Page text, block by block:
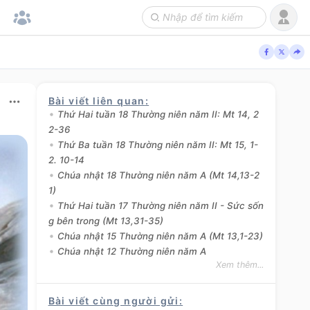
Bài viết liên quan :
Thứ Hai tuần 18 Thường niên năm II: Mt 14, 2
2-36
Thứ Ba tuần 18 Thường niên năm II: Mt 15, 1-
2. 10-14
Chúa nhật 18 Thường niên năm A (Mt 14,13-2
1)
Thứ Hai tuần 17 Thường niên năm II - Sức sốn
g bên trong (Mt 13,31-35)
Chúa nhật 15 Thường niên năm A (Mt 13,1-23)
Chúa nhật 12 Thường niên năm A
Xem thêm...
Bài viết cùng người gửi :